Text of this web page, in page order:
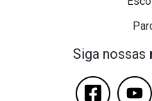
Siga nossas